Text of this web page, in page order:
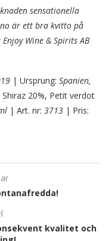
sensationella
är ett bra kvitto på
Wine & Spirits AB
| Ursprung: Spanien,
20%, Petit verdot
| Art. nr: 3713 | Pris:
kvalitet och